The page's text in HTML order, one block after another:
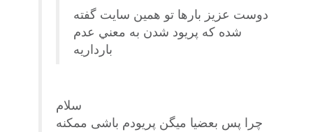
دوست عزيز بارها تو همين سايت گفته
شده كه پريود شدن به معني عدم
بارداريه
سلام
چرا پس بعضیا میگن پریودم باشی ممکنه